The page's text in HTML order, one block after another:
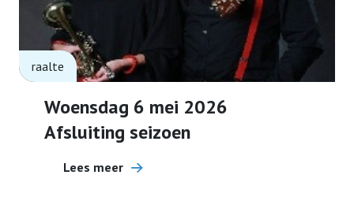
Activiteiten
Terugblikken
Bestuur
Contact
raalte
Woensdag 6 mei 2026
Afsluiting seizoen
Lees meer